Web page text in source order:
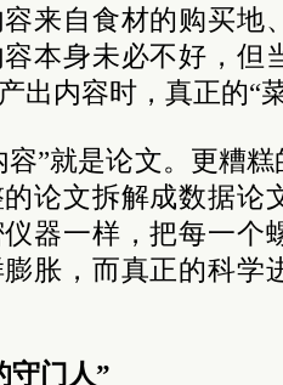
来自食材的购买地
本身未必不好，但
出内容时，真正的“
容”就是论文。更糟
论文拆解成数据论
器一样，把每一个
胀，而真正的科学
守门人”